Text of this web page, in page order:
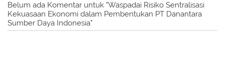
Belum ada Komentar untuk "Waspadai Risiko Sentralisasi
Kekuasaan Ekonomi dalam Pembentukan PT Danantara
Sumber Daya Indonesia"